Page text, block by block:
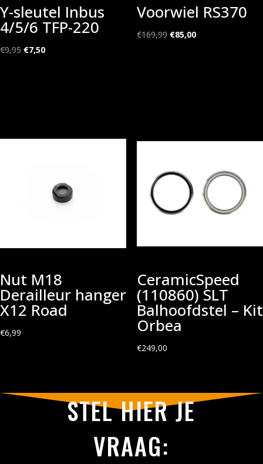
Y-sleutel Inbus
4/5/6 TFP-220
€9,95 Oorspronkelijke
€7,50Huidige
Voorwiel RS370
€169,99 Oorspronkelijke
€85,00Huidige
Nut M18
Derailleur hanger
X12 Road
€6,99
CeramicSpeed
(110860) SLT
Balhoofdstel – Kit
Orbea
€249,00
STEL HIER JE
VRAAG: